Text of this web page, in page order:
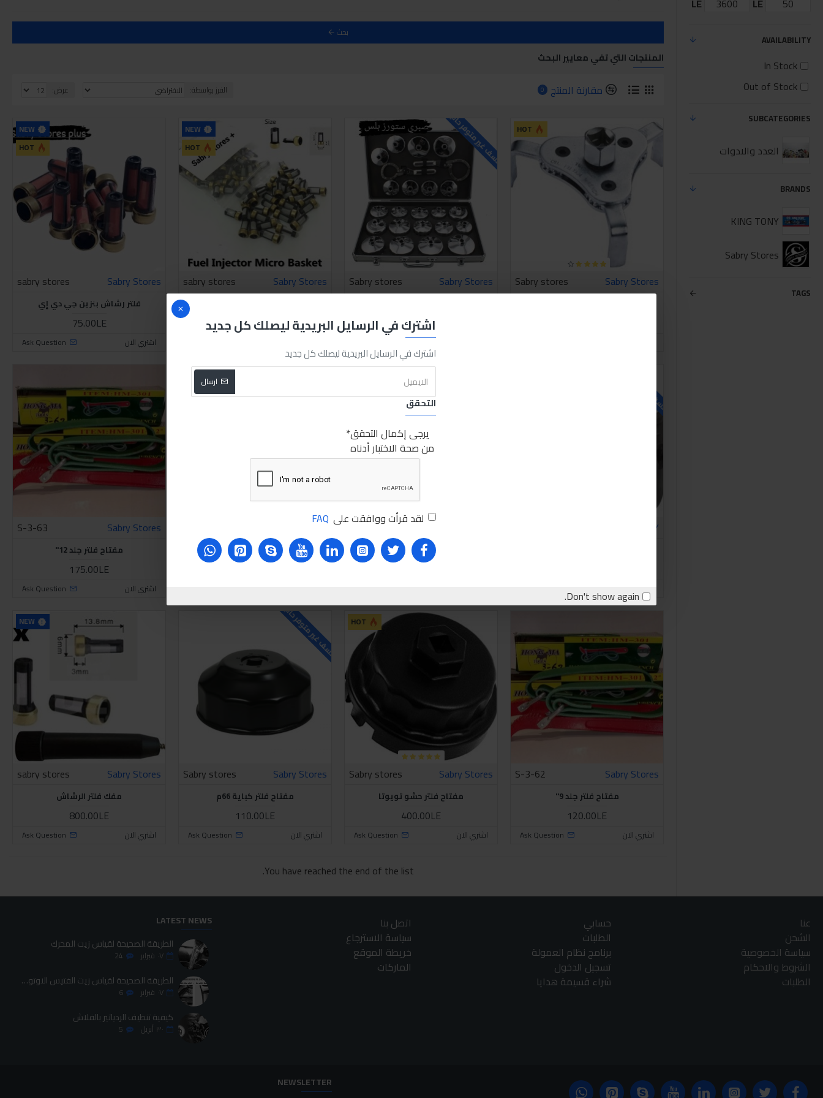
اشترك في الرسايل البريدية ليصلك كل جديد
اشترك في الرسايل البريدية ليصلك كل جديد
ارسال
التحقق
يرجى إكمال التحقق
من صحة الاختبار أدناه
لقد قرأت ووافقت على FAQ
Don't show again.
LE
LE
SUBCATEGORIES
العدد والادوات
BRANDS
KING TONY
Sabry Stores
TAGS
AVAILABILITY
In Stock
Out of Stock
بحث
المنتجات التي تفي معايير البحث
مقارنة المنتج 0 الفرز بواسطة: عرض:
HOT
Sabry Stores
Sabry stores
للاسف غير متوفر حاليا
Sabry Stores
Sabry stores
3,600.00LE
NEW
HOT
Sabry Stores
sabry stores
50.00LE
NEW
HOT
Sabry Stores
sabry stores
فلتر رشاش بنزين جي دي إي
75.00LE
اشتري الان Ask Question
للاسف غير متوفر حاليا
KING TONY
Sabry stores
مفتاح فلتر استانلس 55م-75م
Sabry Stores
مفتاح فلتر استانلس 75م-100م
Sabry Stores
S-3-63
مفتاح فلتر جلد 12"
175.00LE
اشتري الان Ask Question
Sabry Stores
S-3-62
مفتاح فلتر جلد 9"
120.00LE
اشتري الان Ask Question
HOT
Sabry Stores
Sabry stores
مفتاح فلتر حشو تويوتا
400.00LE
اشتري الان Ask Question
للاسف غير متوفر حاليا
Sabry Stores
Sabry stores
مفتاح فلتر كباية 66م
110.00LE
اشتري الان Ask Question
NEW
Sabry Stores
sabry stores
مفك فلتر الرشاش
800.00LE
اشتري الان Ask Question
You have reached the end of the list.
عنا
الشحن
سياسة الخصوصية
الشروط والاحكام
الطلبات
حسابي
الطلبات
برنامج نظام العمولة
تسجيل الدخول
شراء قسيمة هدايا
اتصل بنا
سياسة الاسترجاع
خريطة الموقع
الماركات
LATEST NEWS
الطريقة الصحيحة لقياس زيت المحرك
٠٧ فبراير 24
الطريقة الصحيحة لقياس زيت الفتيس الاوتوماتيك
٠٧ فبراير 6
كيفية تنظيف الردياتير بالفلاش
٣٠ أبريل 5
NEWSLETTER